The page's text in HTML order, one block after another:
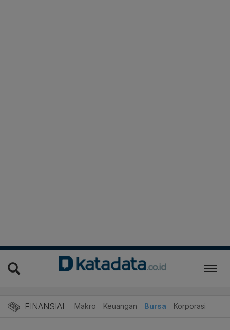
FINANSIAL Makro Keuangan Bursa Korporasi